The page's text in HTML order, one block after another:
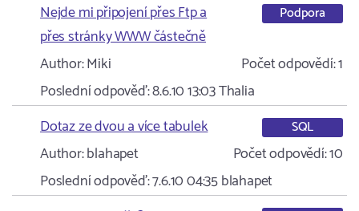
Nejde mi připojení přes Ftp a
přes stránky WWW částečně
Podpora
Author:Miki Počet odpovědí:1
Poslední odpověď:8.6.10 13:03Thalia
Dotaz ze dvou a více tabulek
SQL
Author:blahapet Počet odpovědí:10
Poslední odpověď:7.6.10 04:35blahapet